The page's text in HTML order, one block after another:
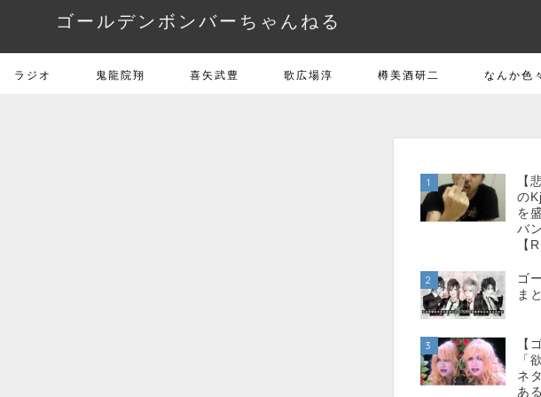
ゴールデンボンバーちゃんねる
ラジオ 鬼龍院翔 喜矢武豊 歌広場淳 樽美酒研二 なんか色
1
【
の
を
バ
【
2
ゴ
ま
3
【
「
ネ
あ